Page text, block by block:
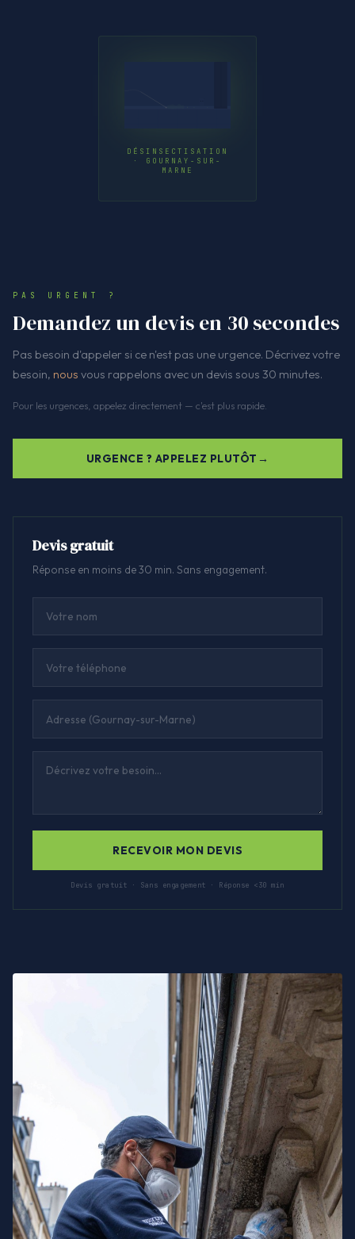
DÉSINSECTISATION
· GOURNAY-SUR-
MARNE
PAS URGENT ?
Demandez un devis en 30 secondes
Pas besoin d'appeler si ce n'est pas une urgence. Décrivez votre
besoin, nous vous rappelons avec un devis sous 30 minutes.
Pour les urgences, appelez directement — c'est plus rapide.
URGENCE ? APPELEZ PLUTÔT
Devis gratuit
Réponse en moins de 30 min. Sans engagement.
RECEVOIR MON DEVIS
Devis gratuit · Sans engagement · Réponse <30 min